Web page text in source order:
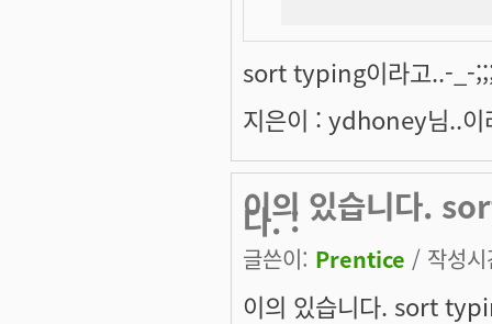
sort typing이라고..-_-
지은이 : ydhoney님..이
이의 있습니다.
다. :
글쓴이: Prentice / 작성
이의 있습니다. sort